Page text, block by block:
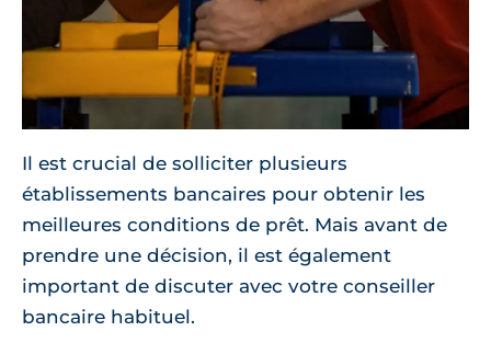
Il est crucial de solliciter plusieurs
établissements bancaires pour obtenir les
meilleures conditions de prêt. Mais avant de
prendre une décision, il est également
important de discuter avec votre conseiller
bancaire habituel.